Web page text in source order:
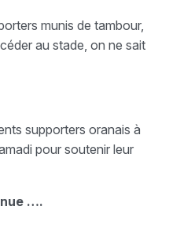
munis de tambour,
au stade, on ne sait
supporters oranais à
pour soutenir leur
….